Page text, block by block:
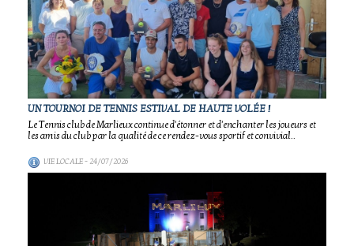
UN TOURNOI DE TENNIS ESTIVAL DE HAUTE VOLÉE !
Le Tennis club de Marlieux continue d'étonner et d'enchanter les joueurs et
les amis du club par la qualité de ce rendez-vous sportif et convivial..
VIE LOCALE- 24/07/2026